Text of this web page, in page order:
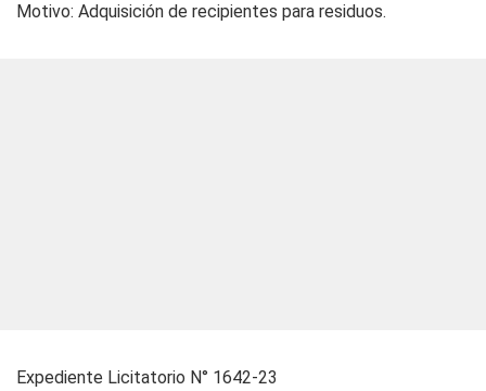
Motivo: Adquisición de recipientes para residuos.
Expediente Licitatorio N° 1642-23